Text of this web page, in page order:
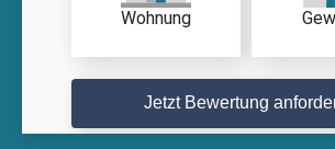
Wohnung
Jetzt Bewertung